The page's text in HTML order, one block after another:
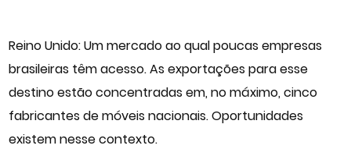
Reino Unido: Um mercado ao qual poucas empresas
brasileiras têm acesso. As exportações para esse
destino estão concentradas em, no máximo, cinco
fabricantes de móveis nacionais. Oportunidades
existem nesse contexto.